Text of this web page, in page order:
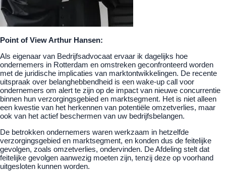
Point of View Arthur Hansen:
Als eigenaar van Bedrijfsadvocaat ervaar ik dagelijks hoe
ondernemers in Rotterdam en omstreken geconfronteerd worden
met de juridische implicaties van marktontwikkelingen. De recente
uitspraak over belanghebbendheid is een wake-up call voor
ondernemers om alert te zijn op de impact van nieuwe concurrentie
binnen hun verzorgingsgebied en marktsegment. Het is niet alleen
een kwestie van het herkennen van potentiële omzetverlies, maar
ook van het actief beschermen van uw bedrijfsbelangen.
De betrokken ondernemers waren werkzaam in hetzelfde
verzorgingsgebied en marktsegment, en konden dus de feitelijke
gevolgen, zoals omzetverlies, ondervinden. De Afdeling stelt dat
feitelijke gevolgen aanwezig moeten zijn, tenzij deze op voorhand
uitgesloten kunnen worden.